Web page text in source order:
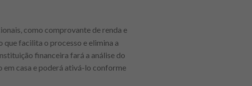
como comprovante de renda e
que facilita o processo e elimina a
financeira fará a análise do
em casa e poderá ativá-lo conforme